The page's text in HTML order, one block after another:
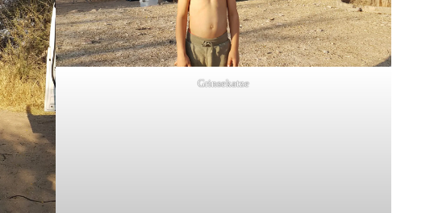
Grinsekatze